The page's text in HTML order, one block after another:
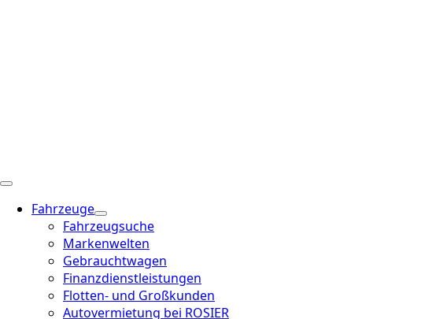
Fahrzeuge
Fahrzeugsuche
Markenwelten
Gebrauchtwagen
Finanzdienstleistungen
Flotten- und Großkunden
Autovermietung bei ROSIER